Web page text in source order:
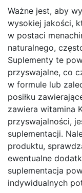
Ważne jest, aby
wysokiej jakości,
w postaci
naturalnego,
Suplementy te
przyswajalne, co
w formule lub
posiłku
zawiera witamina
przyswajalności,
suplementacji.
produktu,
ewentualne
suplementacja
indywidualnych